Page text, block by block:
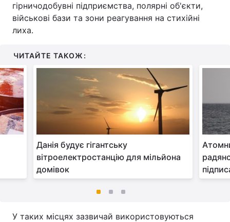
гірничодобувні підприємства, полярні об'єкти,
військові бази та зони реагування на стихійні
лиха.
ЧИТАЙТЕ ТАКОЖ:
Данія будує гігантську
вітроелектростанцію для мільйона
домівок
У таких місцях зазвичай використовуються